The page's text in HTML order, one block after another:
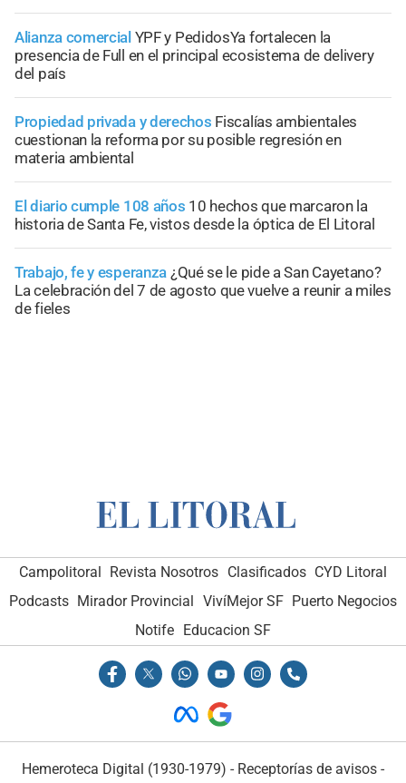
Alianza comercial YPF y PedidosYa fortalecen la
presencia de Full en el principal ecosistema de delivery
del país
Propiedad privada y derechos Fiscalías ambientales
cuestionan la reforma por su posible regresión en
materia ambiental
El diario cumple 108 años 10 hechos que marcaron la
historia de Santa Fe, vistos desde la óptica de El Litoral
Trabajo, fe y esperanza ¿Qué se le pide a San Cayetano?
La celebración del 7 de agosto que vuelve a reunir a miles
de fieles
Campolitoral Revista Nosotros Clasificados CYD Litoral
Podcasts Mirador Provincial VivíMejor SF Puerto Negocios
Notife Educacion SF
Hemeroteca Digital (1930-1979) - Receptorías de avisos -